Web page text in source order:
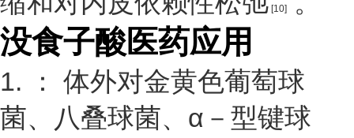
[10]
没食子酸医药应用
1. ： 体外对金黄色葡萄球
菌、八叠球菌、α－型键球